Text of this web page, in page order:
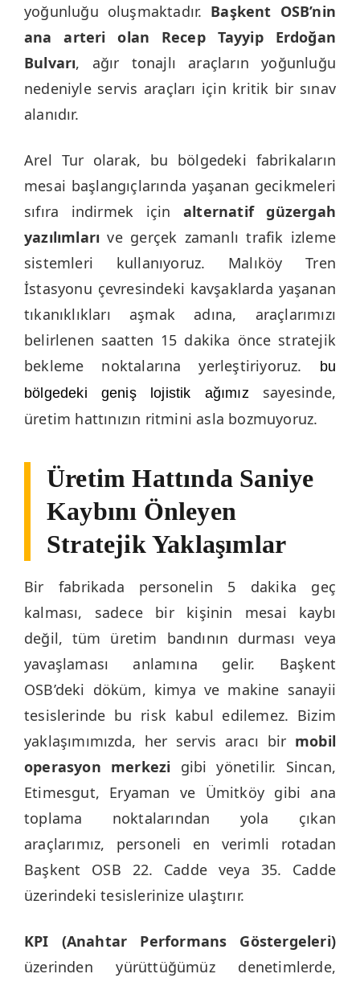
yoğunluğu oluşmaktadır. Başkent OSB’nin
ana arteri olan Recep Tayyip Erdoğan
Bulvarı, ağır tonajlı araçların yoğunluğu
nedeniyle servis araçları için kritik bir sınav
alanıdır.
Arel Tur olarak, bu bölgedeki fabrikaların
mesai başlangıçlarında yaşanan gecikmeleri
sıfıra indirmek için alternatif güzergah
yazılımları ve gerçek zamanlı trafik izleme
sistemleri kullanıyoruz. Malıköy Tren
İstasyonu çevresindeki kavşaklarda yaşanan
tıkanıklıkları aşmak adına, araçlarımızı
belirlenen saatten 15 dakika önce stratejik
bekleme noktalarına yerleştiriyoruz.
bu
bölgedeki geniş lojistik ağımız
sayesinde,
üretim hattınızın ritmini asla bozmuyoruz.
Üretim Hattında Saniye
Kaybını Önleyen
Stratejik Yaklaşımlar
Bir fabrikada personelin 5 dakika geç
kalması, sadece bir kişinin mesai kaybı
değil, tüm üretim bandının durması veya
yavaşlaması anlamına gelir. Başkent
OSB’deki döküm, kimya ve makine sanayii
tesislerinde bu risk kabul edilemez. Bizim
yaklaşımımızda, her servis aracı bir mobil
operasyon merkezi gibi yönetilir. Sincan,
Etimesgut, Eryaman ve Ümitköy gibi ana
toplama noktalarından yola çıkan
araçlarımız, personeli en verimli rotadan
Başkent OSB 22. Cadde veya 35. Cadde
üzerindeki tesislerinize ulaştırır.
KPI (Anahtar Performans Göstergeleri)
üzerinden yürüttüğümüz denetimlerde,